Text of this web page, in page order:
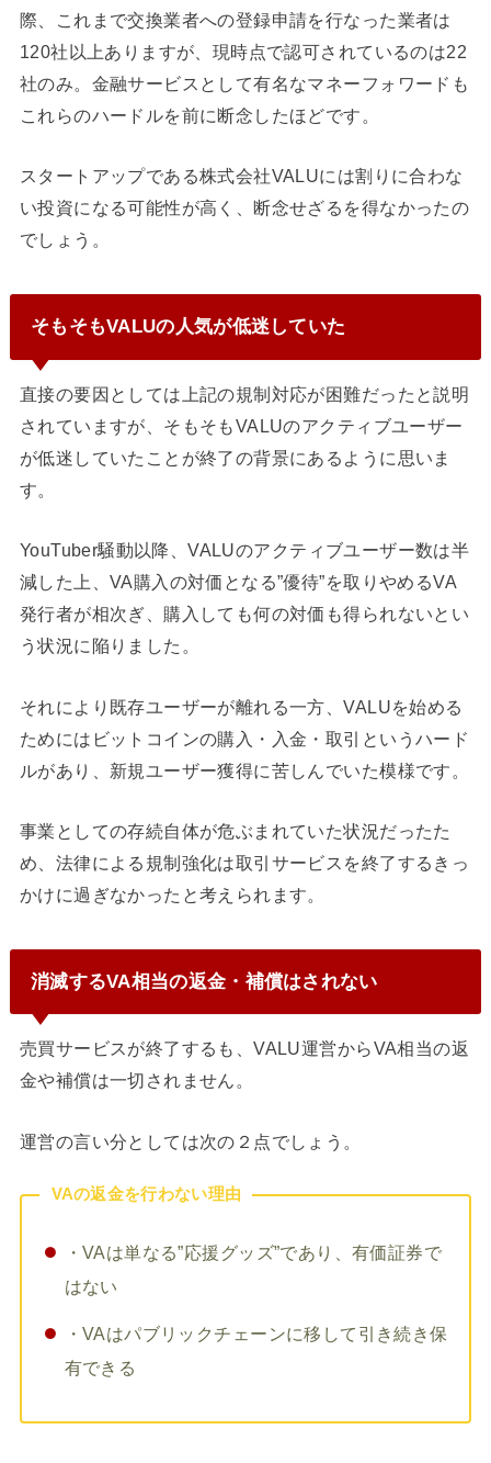
際、これまで交換業者への登録申請を行なった業者は
120社以上ありますが、現時点で認可されているのは22
社のみ。金融サービスとして有名なマネーフォワードも
これらのハードルを前に断念したほどです。
スタートアップである株式会社VALUには割りに合わな
い投資になる可能性が高く、断念せざるを得なかったの
でしょう。
そもそもVALUの人気が低迷していた
直接の要因としては上記の規制対応が困難だったと説明
されていますが、そもそもVALUのアクティブユーザー
が低迷していたことが終了の背景にあるように思いま
す。
YouTuber騒動以降、VALUのアクティブユーザー数は半
減した上、VA購入の対価となる”優待”を取りやめるVA
発行者が相次ぎ、購入しても何の対価も得られないとい
う状況に陥りました。
それにより既存ユーザーが離れる一方、VALUを始める
ためにはビットコインの購入・入金・取引というハード
ルがあり、新規ユーザー獲得に苦しんでいた模様です。
事業としての存続自体が危ぶまれていた状況だったた
め、法律による規制強化は取引サービスを終了するきっ
かけに過ぎなかったと考えられます。
消滅するVA相当の返金・補償はされない
売買サービスが終了するも、VALU運営からVA相当の返
金や補償は一切されません。
運営の言い分としては次の２点でしょう。
VAの返金を行わない理由
・VAは単なる”応援グッズ”であり、有価証券で
はない
・VAはパブリックチェーンに移して引き続き保
有できる